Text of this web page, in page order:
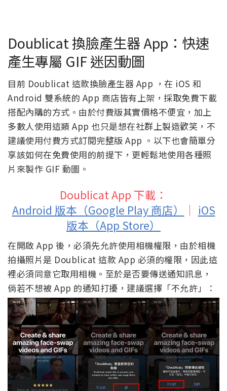
Doublicat 換臉產生器 App：快速
產生專屬 GIF 迷因動圖
目前 Doublicat 這款換臉產生器 App ，在 iOS 和
Android 雙系統的 App 商店皆有上架，採取免費下載
搭配內購的方式。由於付費版其實價格不便宜，加上
多數人使用這類 App 也只是想在社群上製造歡笑，不
建議使用付費方式訂閱完整版 App 。以下也會簡單分
享該如何在免費使用的前提下，更輕鬆地使用各種照
片來製作 GIF 動圖。
Doublicat App 下載：
Android 版本（Google Play 商店）
｜ iOS
版本（App Store）
在開啟 App 後，必須先允許使用相機權限，由於相機
拍攝照片是 Doublicat 這款 App 必須的權限，因此這
裡必須同意它取用相機。至於是否要傳送通知訊息，
倘若不想被 App 的通知打擾，建議選擇「不允許」：